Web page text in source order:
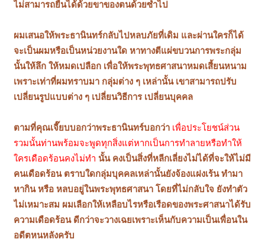
ไม่สามารถยืนได้ด้วยขาของตนด้วยซ้ำไป
ผมเสนอให้พระธานินทร์กลับไปหลบภัยที่เดิม และผ่านใครก็ได้
จะเป็นผมหรือเป็นหน่วยงานใด หาทางตีแผ่ขบวนการพระกลุ่ม
นั้นให้ลึก ให้หมดเปลือก เพื่อให้พระพุทธศาสนาหมดเสี้ยนหนาม
เพราะเท่าที่ผมทราบมา กลุ่มต่าง ๆ เหล่านั้น เขาสามารถปรับ
เปลี่ยนรูปแบบต่าง ๆ เปลี่ยนวิธีการ เปลี่ยนบุคคล
ตามที่คุณเจี๊ยบบอกว่าพระธานินทร์บอกว่า เพื่อประโยชน์ส่วน
รวมนั้นท่านพร้อมจะพูดทุกสิ่งแต่หากเป็นการทำลายหรือทำให้
ใครเดือดร้อนคงไม่ทำ นั้น คงเป็นสิ่งที่หลีกเลี่ยงไม่ได้ที่จะให้ไม่มี
คนเดือดร้อน ตราบใดกลุ่มบุคคลเหล่านั้นยังจ้องแฝงเร้น ทำมา
หากิน หรือ หลบอยู่ในพระพุทธศาสนา โดยที่ไม่กลับใจ ยังทำตัว
ไม่เหมาะสม ผมเลือกให้เหลือบไรหรือเรือดของพระศาสนาได้รับ
ความเดือดร้อน ดีกว่าจะวางเฉยเพราะเห็นกับความเป็นเพื่อนใน
อดีตหนหลังครับ